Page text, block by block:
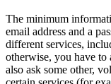
The minimum
email address and a
different services,
otherwise, you have to
also ask some other,